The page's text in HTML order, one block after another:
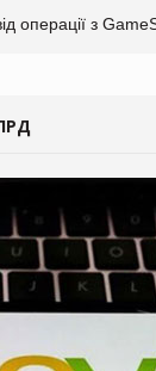
операції з